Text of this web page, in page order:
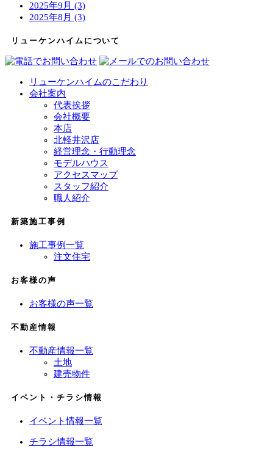
2025年9月 (3)
2025年8月 (3)
リューケンハイムについて
リューケンハイムのこだわり
会社案内
代表挨拶
会社概要
本店
北軽井沢店
経営理念・行動理念
モデルハウス
アクセスマップ
スタッフ紹介
職人紹介
新築施工事例
施工事例一覧
注文住宅
お客様の声
お客様の声一覧
不動産情報
不動産情報一覧
土地
建売物件
イベント・チラシ情報
イベント情報一覧
チラシ情報一覧